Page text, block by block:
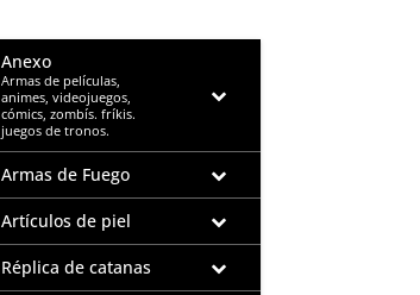
Anexo
–
Armas de películas,
animes, videojuegos,
cómics, zombís. fríkis.
juegos de tronos.
Armas de Fuego
Artículos de piel
Réplica de catanas